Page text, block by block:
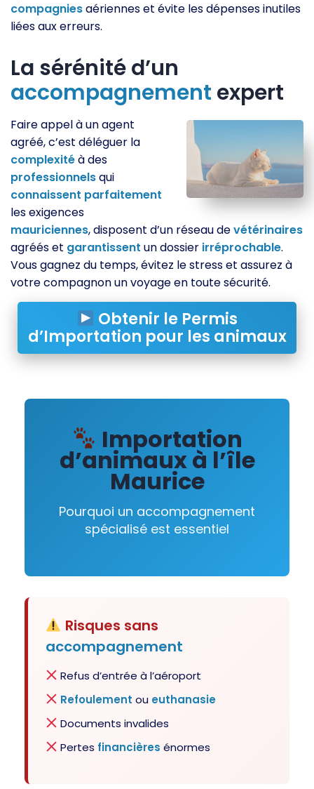
compagniesaériennes et évite les dépenses inutiles
liées aux erreurs.
La sérénité d’un
accompagnement expert
Faire appel à un agent
agréé, c’est déléguer la
complexitéà des
professionnelsqui
connaissent parfaitement
les exigences
mauriciennes, disposent d’un réseau devétérinaires
agréés et garantissent un dossier irréprochable.
Vous gagnez du temps, évitez le stress et assurez à
votre compagnon un voyage en toute sécurité.
Obtenir le Permis
d’Importation pour les animaux
Importation
d’animaux à l’île
Maurice
Pourquoi un accompagnement
spécialisé est essentiel
Risques sans
accompagnement
Refus d’entrée à l’aéroport
Refoulement ou euthanasie
Documents invalides
Pertes financières énormes